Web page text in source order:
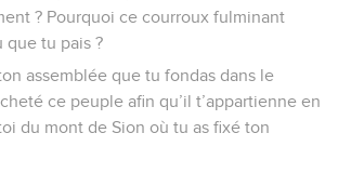
? Pourquoi ce courroux fulminant
que tu pais ?
assemblée que tu fondas dans le
ce peuple afin qu’il t’appartienne en
du mont de Sion où tu as fixé ton